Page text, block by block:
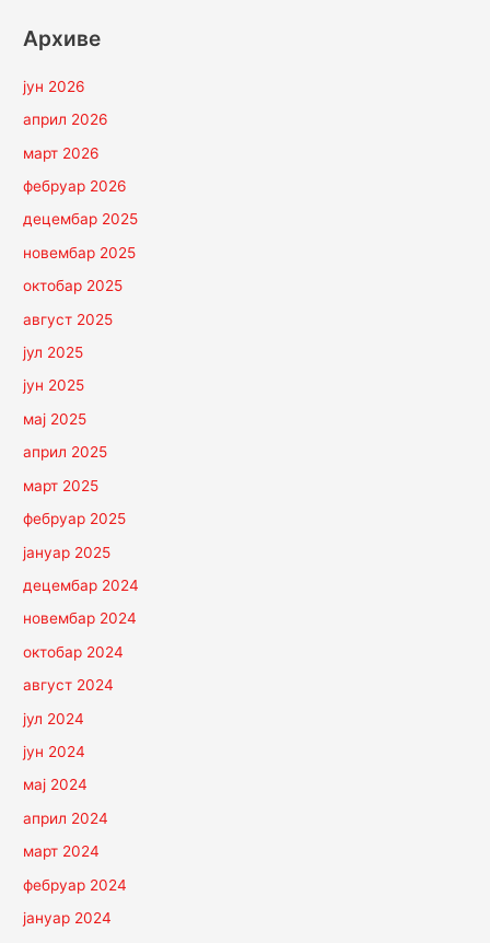
Архиве
јун 2026
април 2026
март 2026
фебруар 2026
децембар 2025
новембар 2025
октобар 2025
август 2025
јул 2025
јун 2025
мај 2025
април 2025
март 2025
фебруар 2025
јануар 2025
децембар 2024
новембар 2024
октобар 2024
август 2024
јул 2024
јун 2024
мај 2024
април 2024
март 2024
фебруар 2024
јануар 2024